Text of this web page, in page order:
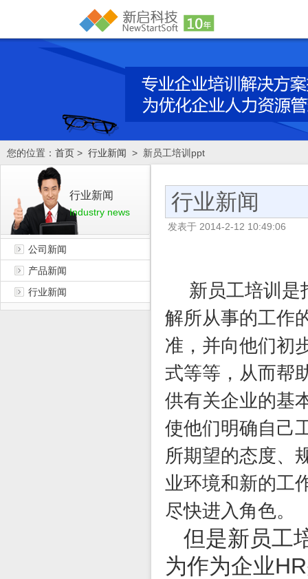
您的位置： 首页 > 行业新闻 > 新员工培训ppt
行业新闻
Industry news
公司新闻
产品新闻
行业新闻
行业新闻
发表于 2014-2-12 10:49:06
新员工培训是
解所从事的工作
准，并向他们初
式等等，从而帮
供有关企业的基
使他们明确自己
所期望的态度、
业环境和新的工
尽快进入角色。
但是新员工
为作为企业